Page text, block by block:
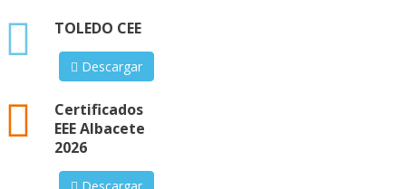
TOLEDO CEE
xlsx
Descargar
Certificados
EEE Albacete
2026
xml